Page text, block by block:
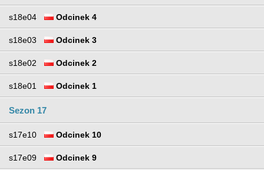
s18e04 Odcinek 4
s18e03 Odcinek 3
s18e02 Odcinek 2
s18e01 Odcinek 1
Sezon 17
s17e10 Odcinek 10
s17e09 Odcinek 9